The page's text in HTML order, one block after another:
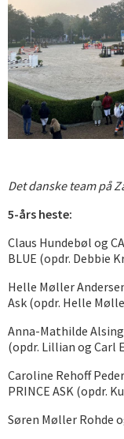
Det danske team på
5-års heste:
Claus Hundebøl og
BLUE (opdr. Debbie
Helle Møller Andersen
Ask (opdr. Helle
Anna-Mathilde Alsing
(opdr. Lillian og Carl
Caroline Rehoff
PRINCE ASK (opdr.
Søren Møller Rohde